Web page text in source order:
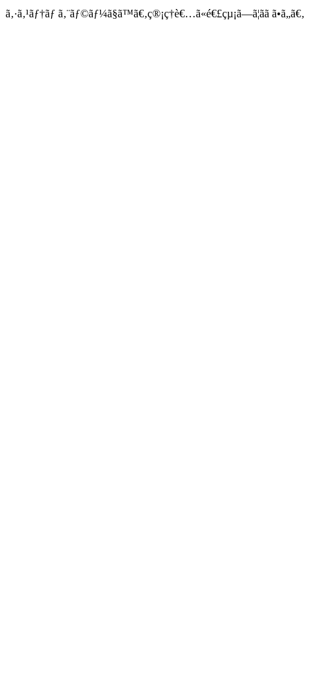
ã‚·ã‚¹ãƒ†ãƒ ã‚¨ãƒ©ãƒ¼ã§ã™ã€‚ç®¡ç†è€…ã«é€£çµ¡ã—ã¦ãã ã•ã„ã€‚